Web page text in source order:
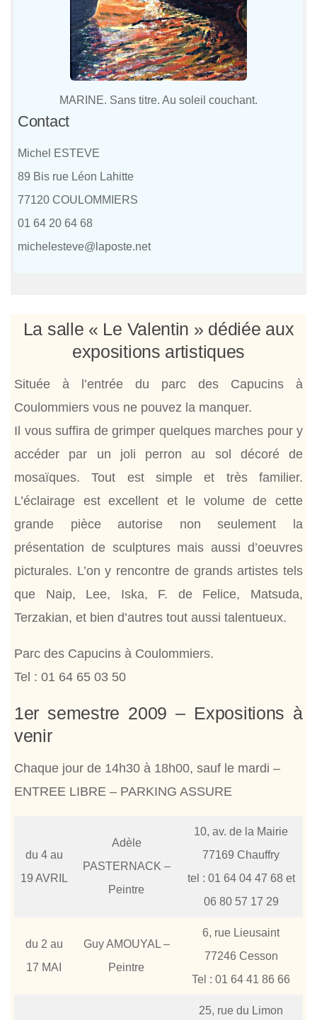
MARINE. Sans titre. Au soleil couchant.
Contact
Michel ESTEVE
89 Bis rue Léon Lahitte
77120 COULOMMIERS
01 64 20 64 68
michelesteve@laposte.net
La salle « Le Valentin » dédiée aux
expositions artistiques
Située à l’entrée du parc des Capucins à
Coulommiers vous ne pouvez la manquer.
Il vous suffira de grimper quelques marches pour y
accéder par un joli perron au sol décoré de
mosaïques. Tout est simple et très familier.
L’éclairage est excellent et le volume de cette
grande pièce autorise non seulement la
présentation de sculptures mais aussi d’oeuvres
picturales. L’on y rencontre de grands artistes tels
que Naip, Lee, Iska, F. de Felice, Matsuda,
Terzakian, et bien d’autres tout aussi talentueux.
Parc des Capucins à Coulommiers.
Tel : 01 64 65 03 50
1er semestre 2009 – Expositions à
venir
Chaque jour de 14h30 à 18h00, sauf le mardi –
ENTREE LIBRE – PARKING ASSURE
du 4 au
19 AVRIL
Adèle
PASTERNACK –
Peintre
10, av. de la Mairie
77169 Chauffry
tel : 01 64 04 47 68 et
06 80 57 17 29
du 2 au
17 MAI
Guy AMOUYAL –
Peintre
6, rue Lieusaint
77246 Cesson
Tel : 01 64 41 86 66
25, rue du Limon